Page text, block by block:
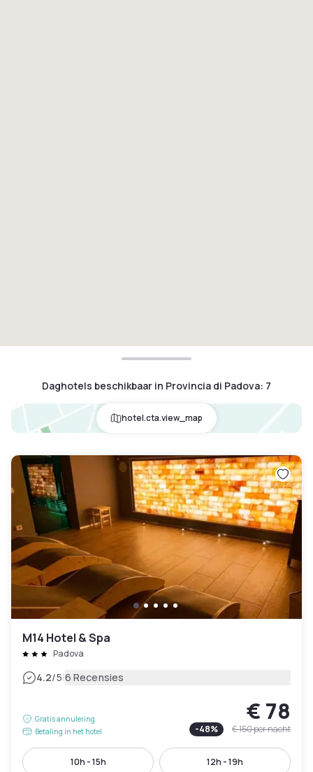
Daghotels beschikbaar in Provincia di Padova: 7
hotel.cta.view_map
M14 Hotel & Spa
Padova
4.2/5|6 Recensies
Gratis annulering
Betaling in het hotel
€ 78
-48% € 150per nacht
10h - 15h 12h - 19h